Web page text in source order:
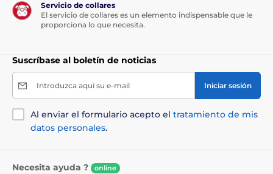
Servicio de collares
El servicio de collares es un elemento indispensable que le
proporciona lo que necesita.
Suscríbase al boletín de noticias
Introduzca aquí su e-mail Iniciar sesión
Al enviar el formulario acepto el tratamiento de mis
datos personales.
Necesita ayuda ? online